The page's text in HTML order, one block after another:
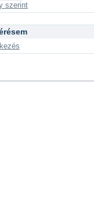
szerint